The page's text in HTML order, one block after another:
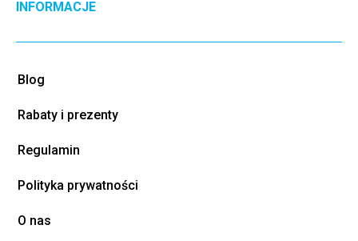
INFORMACJE
Blog
Rabaty i prezenty
Regulamin
Polityka prywatności
O nas